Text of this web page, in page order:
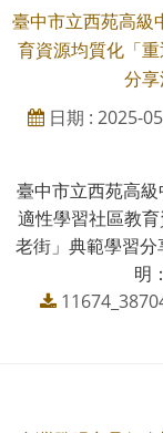
臺中市立西苑高級
育資源均質化「
分享
日期 : 2025-
臺中市立西苑高
適性學習社區教
老街」典範學習
明